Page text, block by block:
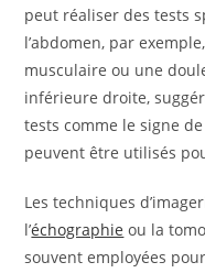
peut réaliser des tests
l’abdomen, par
musculaire ou une
inférieure droite,
tests comme le signe
peuvent être utilisés
Les techniques
l’échographie ou la
souvent employées